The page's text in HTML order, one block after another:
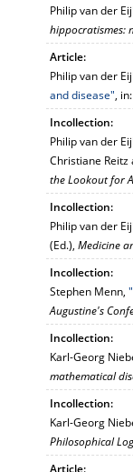
Philip van der
hippocratismes:
Article:
Philip van der
and disease", in:
Incollection:
Philip van der
Christiane Reitz
the Lookout for
Incollection:
Philip van der
(Ed.), Medicine
Incollection:
Stephen Menn,
Augustine's
Incollection:
Karl-Georg
mathematical
Incollection:
Karl-Georg
Philosophical
Article: